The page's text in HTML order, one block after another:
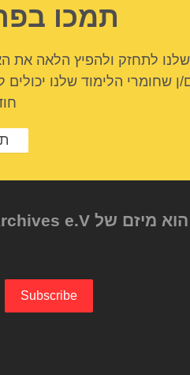
תמכו
שלנו לתחזק ולהפיץ הלאה את
ן שחומרי הלימוד שלנו
Subscribe